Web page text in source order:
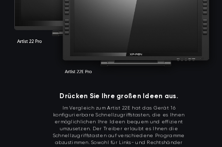
Drücken Sie Ihre großen Ideen aus.
Im Vergleich zum Artist 22E hat das Gerät 16
konfigurierbare Schnellzugriffstasten, die es Ihnen
ermöglichlichen Ihre Ideen bequem und effizient
umzusetzen. Der Treiber erlaubt es Ihnen die
Schnellzugriffstasten auf verschiedene Programme
abzustimmen. Sowohl für Links- und Rechtshänder